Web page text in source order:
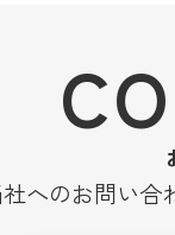
へのお問い合